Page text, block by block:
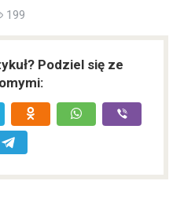
199
Podziel się ze